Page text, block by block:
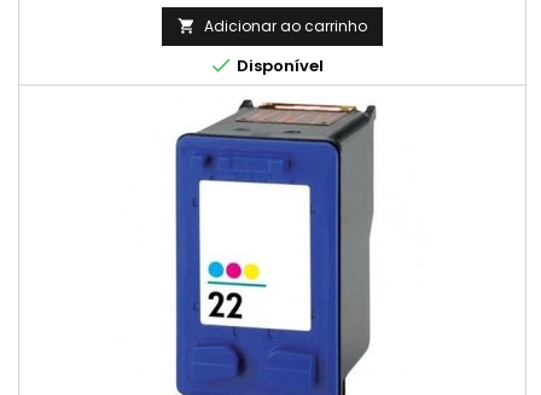
 Adicionar ao carrinho
 Disponível